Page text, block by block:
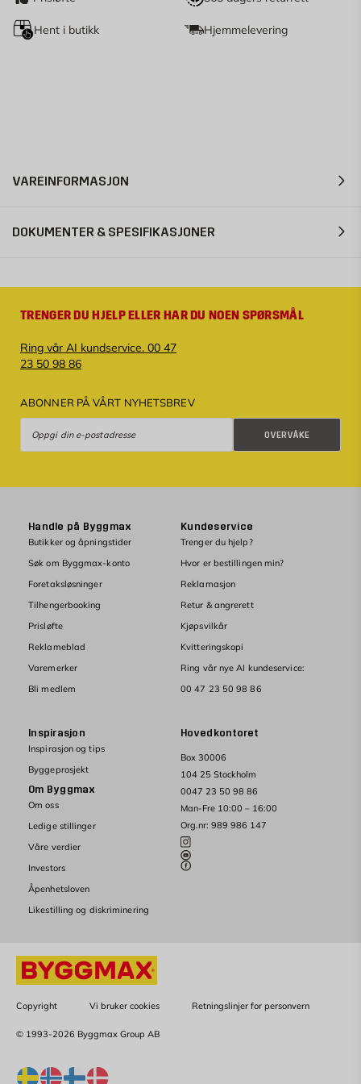
Hent i butikk Hjemmelevering
VAREINFORMASJON
DOKUMENTER & SPESIFIKASJONER
TRENGER DU HJELP ELLER HAR DU NOEN SPØRSMÅL
Ring vår AI kundservice. 00 47
23 50 98 86
ABONNER PÅ VÅRT NYHETSBREV
OVERVÅKE
Hovedkontoret
Box 30006
104 25 Stockholm
0047 23 50 98 86
Man-Fre 10:00 – 16:00
Org.nr: 989 986 147
Handle på Byggmax
Butikker og åpningstider
Søk om Byggmax-konto
Foretaksløsninger
Tilhengerbooking
Prisløfte
Reklameblad
Varemerker
Bli medlem
Kundeservice
Trenger du hjelp?
Hvor er bestillingen min?
Reklamasjon
Retur & angrerett
Kjøpsvilkår
Kvitteringskopi
Ring vår nye AI kundeservice:
00 47 23 50 98 86
Inspirasjon
Inspirasjon og tips
Byggeprosjekt
Om Byggmax
Om oss
Ledige stillinger
Våre verdier
Investors
Åpenhetsloven
Likestilling og diskriminering
Copyright Vi bruker cookies Retningslinjer for personvern
© 1993-2026 Byggmax Group AB